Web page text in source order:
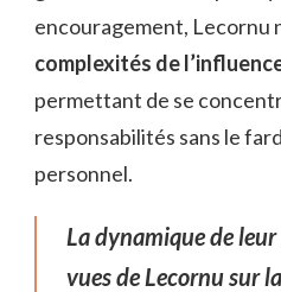
encouragement, Lecornu
complexités de
permettant de se
responsabilités sans le
personnel.
La dynamique de
vues de Lecornu sur